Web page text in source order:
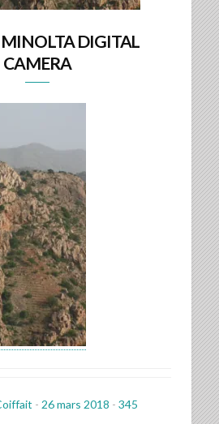
DIGITAL
CAMERA
- 26 mars 2018 - 345